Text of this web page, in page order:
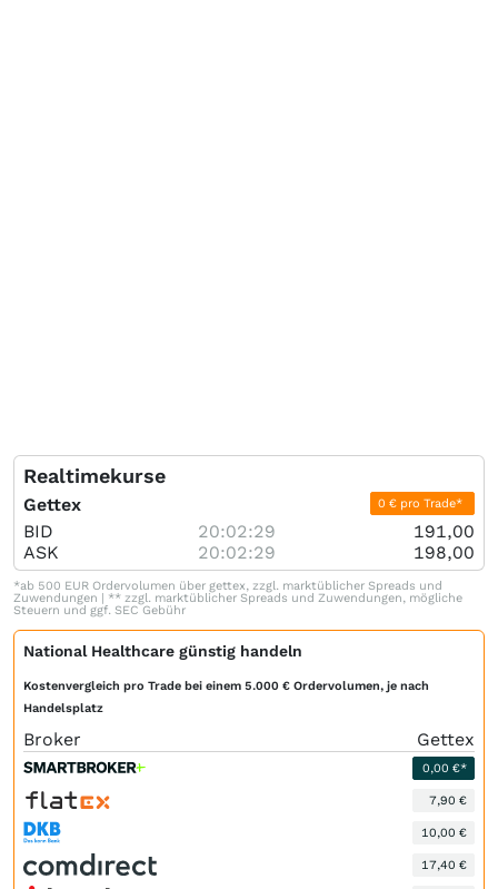
Realtimekurse
Gettex 0 € pro Trade*
BID 20:02:29
191,00
ASK
20:02:29 198,00
*ab 500 EUR Ordervolumen über gettex, zzgl. marktüblicher Spreads und
Zuwendungen | ** zzgl. marktüblicher Spreads und Zuwendungen, mögliche
Steuern und ggf. SEC Gebühr
National Healthcare günstig handeln
Kostenvergleich pro Trade bei einem 5.000 € Ordervolumen, je nach
Handelsplatz
Broker Gettex
0,00 €*
7,90 €
10,00 €
17,40 €